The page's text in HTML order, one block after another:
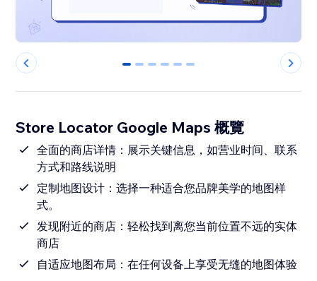
0 1 2 3 4 5
Store Locator Google Maps 概覽
全面的商店详情：展示关键信息，如营业时间、联系
方式和路线说明
定制地图设计：选择一种适合您品牌美学的地图样
式。
发现附近的商店：轻松找到离您当前位置不远的实体
商店
自适应地图布局：在任何设备上享受无缝的地图体验